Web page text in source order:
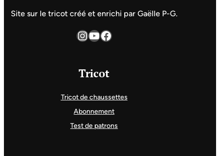
Site sur le tricot créé et enrichi par Gaëlle P-G.
InstagramYouTube Facebook
Tricot
Tricot de chaussettes
Abonnement
Test de patrons